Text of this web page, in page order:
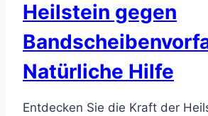
Heilstein gegen
Natürliche Hilfe
Entdecken Sie die Kraft der